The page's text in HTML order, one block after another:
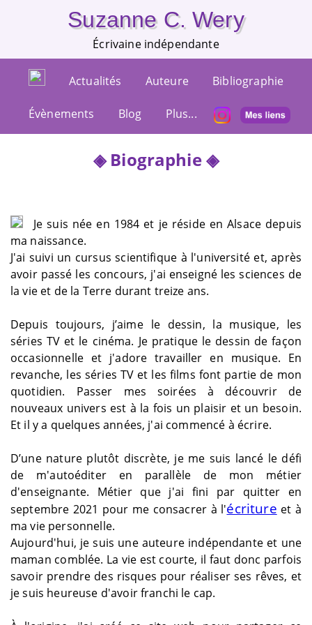
Suzanne C. Wery
Écrivaine indépendante
Actualités Auteure Bibliographie
Évènements Blog Plus...
Biographie
Je suis née en 1984 et je réside en Alsace depuis
ma naissance.
J'ai suivi un cursus scientifique à l'université et, après
avoir passé les concours, j'ai enseigné les sciences de
la vie et de la Terre durant treize ans.
Depuis toujours, j’aime le dessin, la musique, les
séries TV et le cinéma. Je pratique le dessin de façon
occasionnelle et j'adore travailler en musique. En
revanche, les séries TV et les films font partie de mon
quotidien. Passer mes soirées à découvrir de
nouveaux univers est à la fois un plaisir et un besoin.
Et il y a quelques années, j'ai commencé à écrire.
D’une nature plutôt discrète, je me suis lancé le défi
de m'autoéditer en parallèle de mon métier
d'enseignante. Métier que j'ai fini par quitter en
septembre 2021 pour me consacrer à l'écriture et à
ma vie personnelle.
Aujourd'hui, je suis une auteure indépendante et une
maman comblée. La vie est courte, il faut donc parfois
savoir prendre des risques pour réaliser ses rêves, et
je suis heureuse d'avoir franchi le cap.